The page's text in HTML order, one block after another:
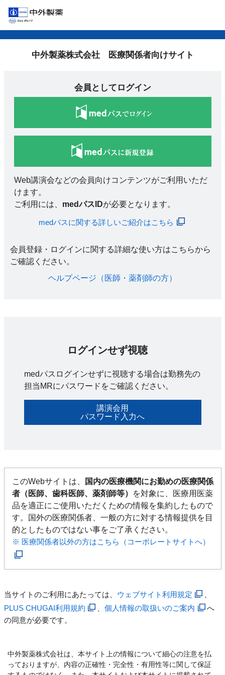
中外製薬株式会社 医療関係者向けサイト
会員としてログイン
Web講演会などの会員向けコンテンツがご利用いただ
けます。
ご利用には、 medパスIDが必要となります。
medパスに関する詳しいご紹介はこちら
会員登録・ログインに関する詳細な使い方はこちらから
ご確認ください。​
ヘルプページ（医師・薬剤師の方）​
ログインせず視聴
medパスログインせずに視聴する場合は勤務先の
担当MRにパスワードをご確認ください。
講演会用
パスワード入力へ
このWebサイトは、
国内の医療機関にお勤めの医療関係
者（医師、歯科医師、薬剤師等）
を対象に、医療用医薬
品を適正にご使用いただくための情報を集約したもので
す。国外の医療関係者、一般の方に対する情報提供を目
的としたものではない事をご了承ください。
※ 医療関係者以外の方はこちら（コーポレートサイトへ）
当サイトのご利用にあたっては、 ウェブサイト利用規定
PLUS CHUGAI利用規約
、個人情報の取扱いのご案内
へ
の同意が必要です。
中外製薬株式会社は、本サイト上の情報について細心の注意を払
っておりますが、内容の正確性・完全性・有用性等に関して保証